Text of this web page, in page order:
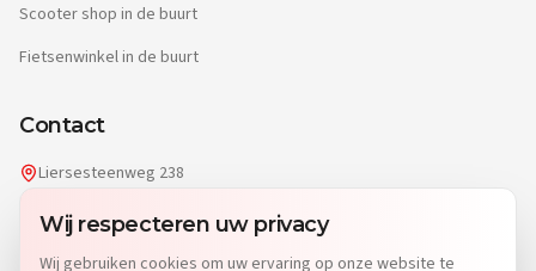
Wij respecteren uw privacy
Wij gebruiken cookies om uw ervaring op onze website te
Scooter shop in de buurt
Fietsenwinkel in de buurt
Contact
Liersesteenweg 238
2220 Heist-op-den-Berg
info@dgwheels.be